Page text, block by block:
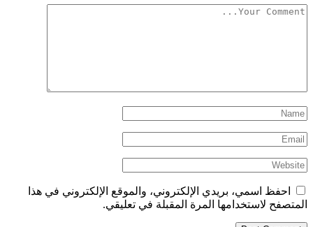
احفظ اسمي، بريدي الإلكتروني، والموقع الإلكتروني في هذا
المتصفح لاستخدامها المرة المقبلة في تعليقي.